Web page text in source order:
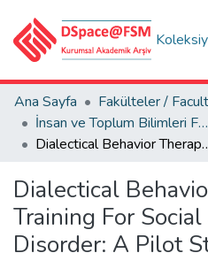
Ana Sayfa
Fakülteler /
İnsan ve Toplum Bilimleri Fakültesi / Faculty of Humanities and Social Sciences
Dialectical Behavior Therapy
Dialectical
Training For
Disorder: A Pilot